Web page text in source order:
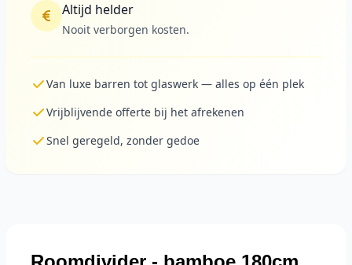
Altijd helder
Nooit verborgen kosten.
Van luxe barren tot glaswerk — alles op één plek
Vrijblijvende offerte bij het afrekenen
Snel geregeld, zonder gedoe